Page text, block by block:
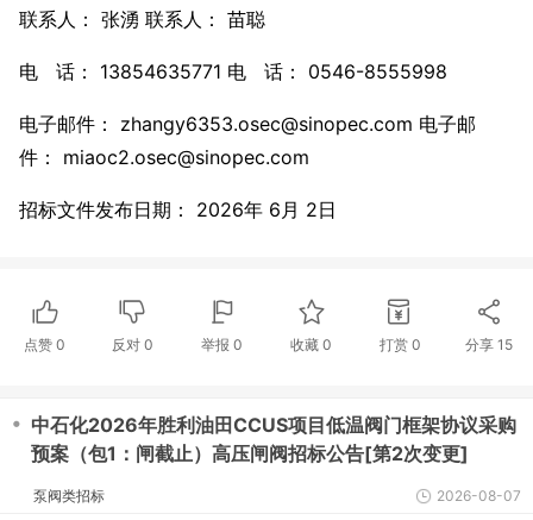
联系人： 张湧 联系人： 苗聪
电 话： 13854635771 电 话： 0546-8555998
电子邮件： zhangy6353.osec@sinopec.com 电子邮
件： miaoc2.osec@sinopec.com
招标文件发布日期： 2026年 6月 2日
点赞 0 反对0 举报 0 收藏 0 打赏 0 分享 15
・ 中石化2026年胜利油田CCUS项目低温阀门框架协议采购
预案（包1：闸截止）高压闸阀招标公告[第2次变更]
泵阀类招标 2026-08-07